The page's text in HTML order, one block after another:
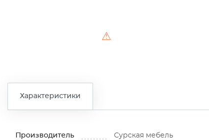
⚠
Характеристики
Производитель Сурская мебель